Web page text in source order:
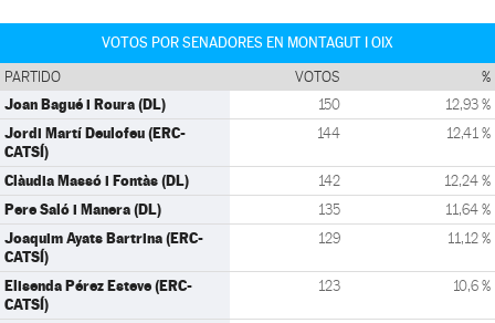
VOTOS POR SENADORES EN MONTAGUT I OIX
PARTIDO VOTOS %
Joan Bagué i Roura (DL) 150 12,93 %
Jordi Martí Deulofeu (ERC-
CATSÍ)
144 12,41 %
Clàudia Massó i Fontàs (DL) 142 12,24 %
Pere Saló i Manera (DL) 135 11,64 %
Joaquim Ayats Bartrina (ERC-
CATSÍ)
129 11,12 %
Elisenda Pérez Esteve (ERC-
CATSÍ)
123 10,6 %